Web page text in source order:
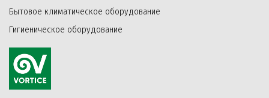
Бытовое климатическое оборудование
Гигиеническое оборудование